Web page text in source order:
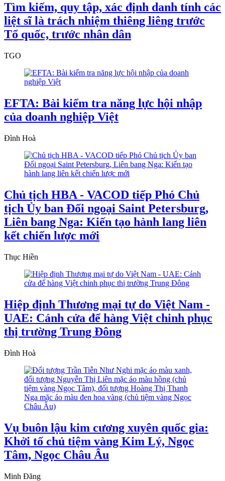
Tìm kiếm, quy tập, xác định danh tính các
liệt sĩ là trách nhiệm thiêng liêng trước
Tổ quốc, trước nhân dân
TGO
EFTA: Bài kiểm tra năng lực hội nhập
của doanh nghiệp Việt
Đình Hoà
Chủ tịch HBA - VACOD tiếp Phó Chủ
tịch Ủy ban Đối ngoại Saint Petersburg,
Liên bang Nga: Kiến tạo hành lang liên
kết chiến lược mới
Thục Hiền
Hiệp định Thương mại tự do Việt Nam -
UAE: Cánh cửa để hàng Việt chinh phục
thị trường Trung Đông
Đình Hoà
Vụ buôn lậu kim cương xuyên quốc gia:
Khởi tố chủ tiệm vàng Kim Lý, Ngọc
Tâm, Ngọc Châu Âu
Minh Đăng